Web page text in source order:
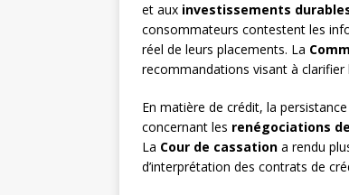
et aux investissements
consommateurs contestent les
réel de leurs placements. La
recommandations visant à clarifier
En matière de crédit, la
concernant les renégociations
La Cour de cassation a rendu
d’interprétation des contrats de